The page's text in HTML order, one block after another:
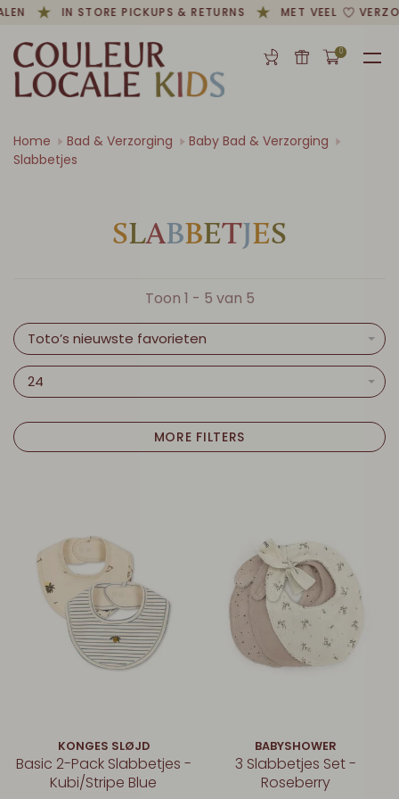
IN STORE PICKUPS & RETURNS MET VEEL
0
Home Bad & Verzorging
Baby Bad & Verzorging
Slabbetjes
SLABBETJES
Toon 1 - 5 van 5
Toto’s nieuwste favorieten
24
MORE FILTERS
KONGES SLØJD
Basic 2-Pack Slabbetjes -
Kubi/Stripe Blue
BABYSHOWER
3 Slabbetjes Set -
Roseberry